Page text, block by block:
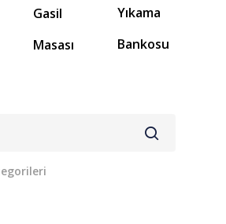
Gasil
Masası
Yıkama
Bankosu